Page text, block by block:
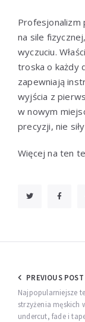
Profesjonalizm
na sile
wyczuciu.
troska o każdy
zapewniają
wyjścia z
w nowym
precyzji, nie
Więcej na ten
wpisu
PREVIOUS POST
Najpopularniejsze
strzyżenia męskich
undercut, fade i